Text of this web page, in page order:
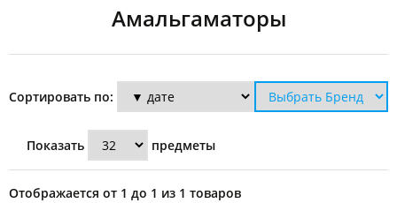
Амальгаматоры
Сортировать по:
Показать предметы
Отображается от 1 до 1 из 1 товаров